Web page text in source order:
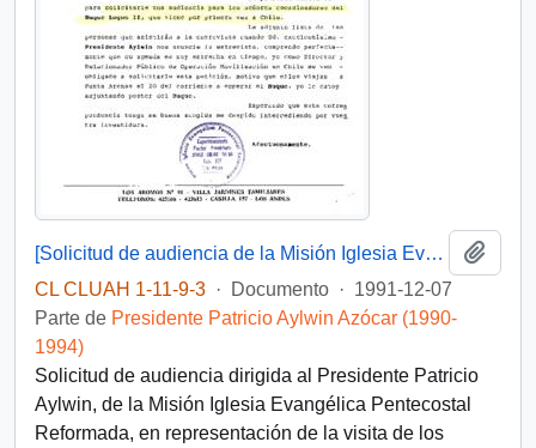
[Solicitud de audiencia de la Misión Iglesia Evangélica Pentecostal Reformada]
CL CLUAH 1-11-9-3 · Documento · 1991-12-07
Parte de Presidente Patricio Aylwin Azócar (1990-
1994)
Solicitud de audiencia dirigida al Presidente Patricio
Aylwin, de la Misión Iglesia Evangélica Pentecostal
Reformada, en representación de la visita de los